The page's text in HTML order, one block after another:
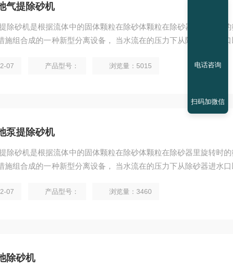
气提除砂机
除砂机是根据流体中的固体颗粒在除砂体颗粒在除砂器里旋转时
施组合成的一种新型分离设备， 当水流在的压力下从除砂器进水
水上升，由出水口排出，密度大的砂粒 由设备底部的排污口排出。
07 产品型号： 浏览量：5015
泵提除砂机
除砂机是根据流体中的固体颗粒在除砂体颗粒在除砂器里旋转时
施组合成的一种新型分离设备， 当水流在的压力下从除砂器进水
水上升，由出水口排出，密度大的砂粒 由设备底部的排污口排出。
07 产品型号： 浏览量：3460
除砂机
电话咨询
扫码加微信